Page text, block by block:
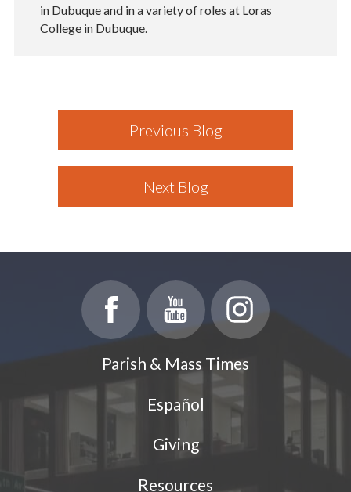
in Dubuque and in a variety of roles at Loras
College in Dubuque.
Previous Blog
Next Blog
Parish & Mass Times
Español
Giving
Resources